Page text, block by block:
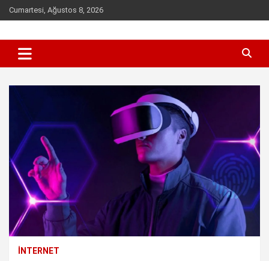
Skip
to
Cumartesi, Ağustos 8, 2026
incelet.com
İNTERNET